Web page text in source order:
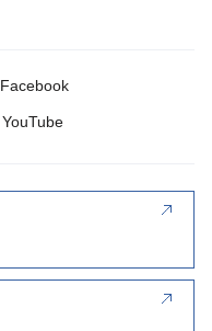
Facebook
YouTube